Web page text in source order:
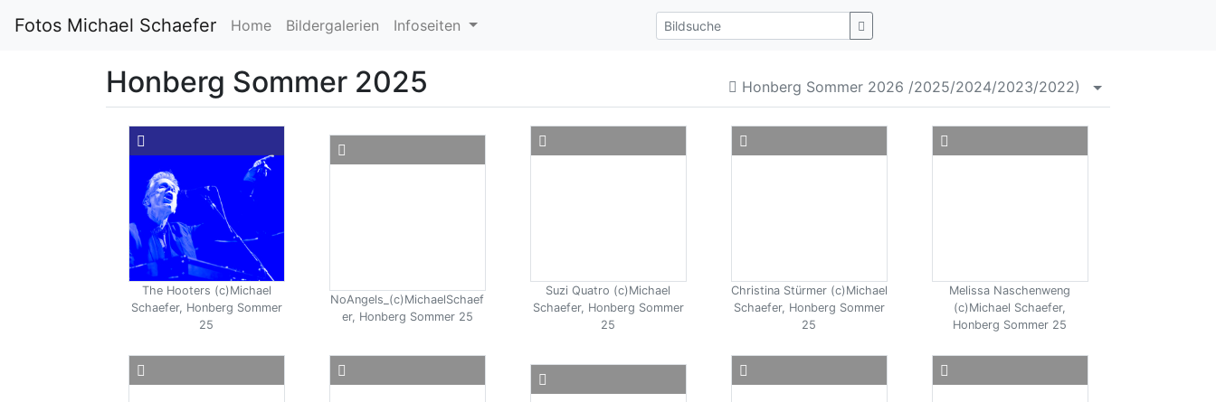
Fotos Michael Schaefer Home Bildergalerien Infoseiten
Honberg Sommer 2026 /2025/2024/2023/2022) Menü aufklappen
Honberg Sommer 2025
The Hooters (c)Michael
Schaefer, Honberg Sommer
25
NoAngels_(c)MichaelSchaef
er, Honberg Sommer 25
Suzi Quatro (c)Michael
Schaefer, Honberg Sommer
25
Christina Stürmer (c)Michael
Schaefer, Honberg Sommer
25
Melissa Naschenweng
(c)Michael Schaefer,
Honberg Sommer 25